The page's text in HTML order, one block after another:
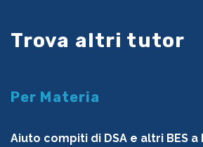
Trova altri tutor
Per Materia
Aiuto compiti di DSA e altri BES